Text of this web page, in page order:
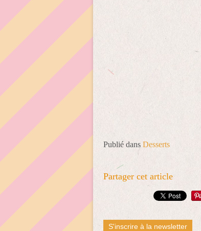
Publié dans Desserts
Partager cet article
S'inscrire à la newsletter